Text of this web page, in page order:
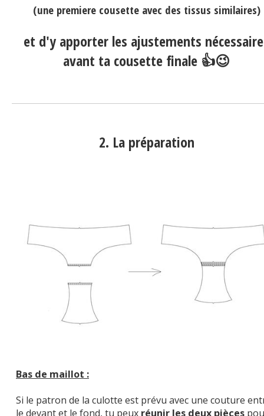
(une premiere cousette avec des tissus similaires)
et d'y apporter les ajustements
avant ta cousette finale 👍😉
2. La préparation
Bas de maillot :
Si le patron de la culotte est prévu avec une couture
le devant et le fond, tu peux réunir les deux pièces